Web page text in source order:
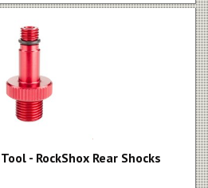
- RockShox Rear Shocks